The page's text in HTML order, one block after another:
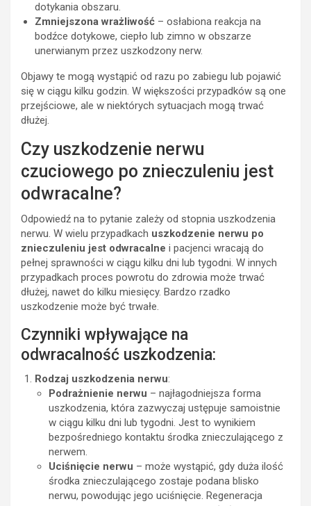
dotykania obszaru.
Zmniejszona wrażliwość – osłabiona reakcja na
bodźce dotykowe, ciepło lub zimno w obszarze
unerwianym przez uszkodzony nerw.
Objawy te mogą wystąpić od razu po zabiegu lub pojawić
się w ciągu kilku godzin. W większości przypadków są one
przejściowe, ale w niektórych sytuacjach mogą trwać
dłużej.
Czy uszkodzenie nerwu
czuciowego po znieczuleniu jest
odwracalne?
Odpowiedź na to pytanie zależy od stopnia uszkodzenia
nerwu. W wielu przypadkach uszkodzenie nerwu po
znieczuleniu jest odwracalne i pacjenci wracają do
pełnej sprawności w ciągu kilku dni lub tygodni. W innych
przypadkach proces powrotu do zdrowia może trwać
dłużej, nawet do kilku miesięcy. Bardzo rzadko
uszkodzenie może być trwałe.
Czynniki wpływające na
odwracalność uszkodzenia:
Rodzaj uszkodzenia nerwu:
Podrażnienie nerwu – najłagodniejsza forma
uszkodzenia, która zazwyczaj ustępuje samoistnie
w ciągu kilku dni lub tygodni. Jest to wynikiem
bezpośredniego kontaktu środka znieczulającego z
nerwem.
Uciśnięcie nerwu – może wystąpić, gdy duża ilość
środka znieczulającego zostaje podana blisko
nerwu, powodując jego uciśnięcie. Regeneracja